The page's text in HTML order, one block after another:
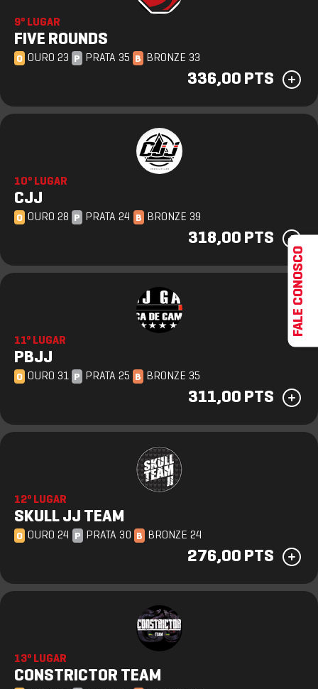
9º LUGAR
FIVE ROUNDS
O OURO 23 P PRATA 35 B BRONZE 33
336,00 PTS
10º LUGAR
CJJ
O OURO 28 P PRATA 24 B BRONZE 39
318,00 PTS
11º LUGAR
PBJJ
O OURO 31 P PRATA 25 B BRONZE 35
311,00 PTS
12º LUGAR
SKULL JJ TEAM
O OURO 24 P PRATA 30 B BRONZE 24
276,00 PTS
13º LUGAR
CONSTRICTOR TEAM
FALE CONOSCO